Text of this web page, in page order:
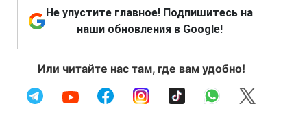
Не упустите главное! Подпишитесь на
наши обновления в Google!
Или читайте нас там, где вам удобно!